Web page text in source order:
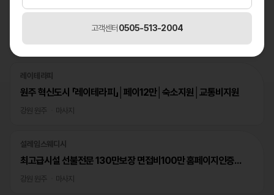
베스트
레이테라피
원주 혁신도시 「레이테라피」│페이12만│숙소지원│교통비지원
강원 원주 마사지
설레임스웨디시
최고급시설 선불전문 130만보장 면접비100만 홈페이지인증완료
강원 원주 마사지
고객센터0505-513-2004